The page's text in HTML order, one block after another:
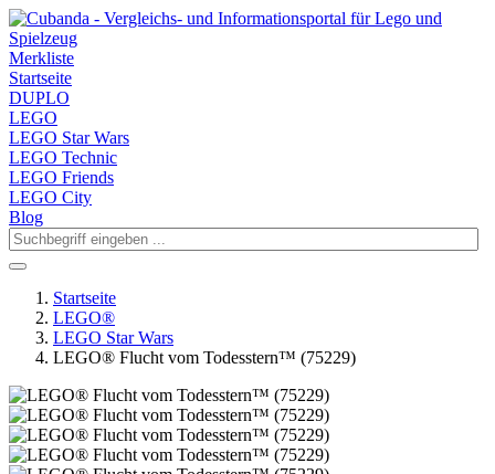
Merkliste
Startseite
DUPLO
LEGO
LEGO Star Wars
LEGO Technic
LEGO Friends
LEGO City
Blog
Startseite
LEGO®
LEGO Star Wars
LEGO® Flucht vom Todesstern™ (75229)